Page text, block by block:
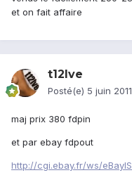
et on fait affaire
t12lve
Posté(e) 5 juin 2011
maj prix 380 fdpin
et par ebay fdpout
http://cgi.ebay.fr/ws/